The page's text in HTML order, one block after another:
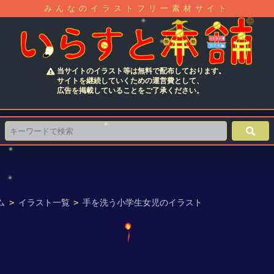
みんなのイラストフリー素材サイト
当サイトのイラスト等は無料で配布しております。
サイトを継続していくための運営費として、
広告を掲載していることをご了承ください。
> イラスト一覧 > 手を洗う小学生女児のイラスト